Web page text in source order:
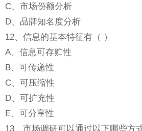
C、市场份额分析
D、品牌知名度分析
12、信息的基本特征有（ ）
A、信息可存贮性
B、可传递性
C、可压缩性
D、可扩充性
E、可分享性
13、市场调研可以通过以下哪些方